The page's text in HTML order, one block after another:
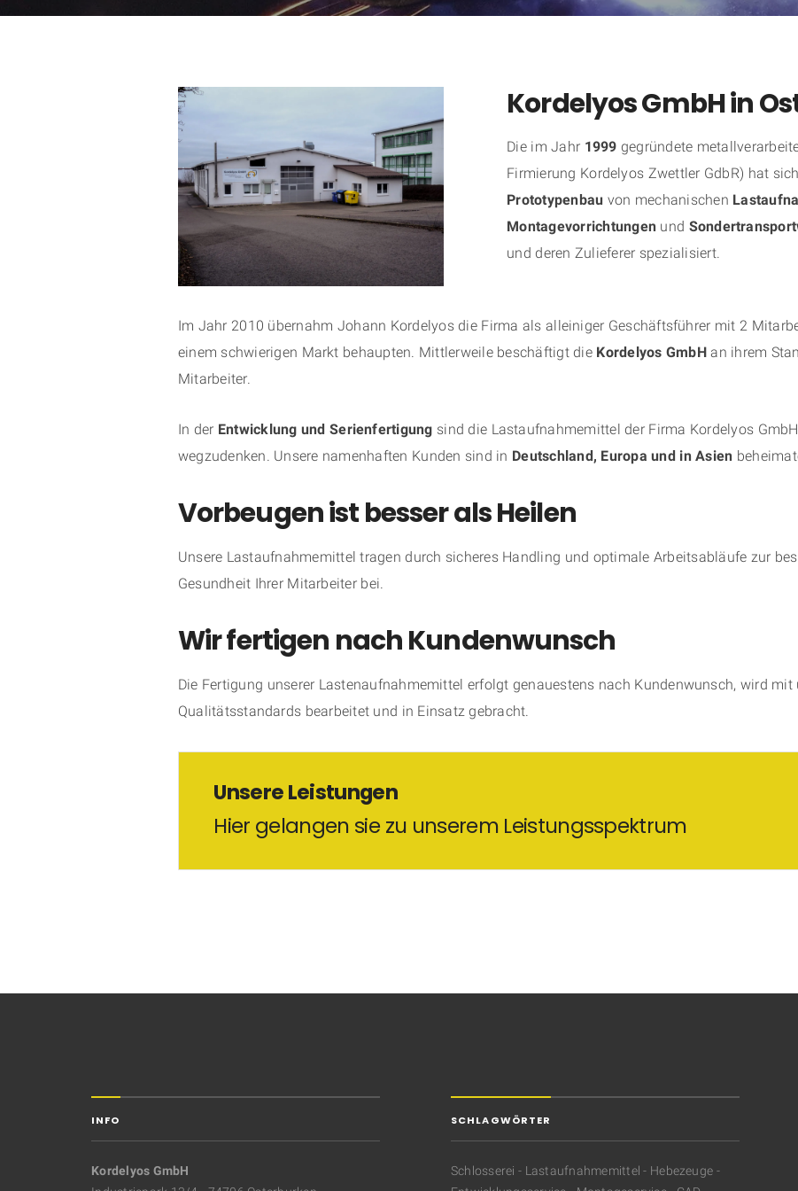
Kordelyos GmbH in
Die im Jahr 1999 gegründete
Firmierung Kordelyos Zwettler GdbR) hat
Prototypenbau von mechanischen
Montagevorrichtungen und
und deren Zulieferer spezialisiert.
Im Jahr 2010 übernahm Johann Kordelyos die Firma als alleiniger Geschäftsführer mit 2
einem schwierigen Markt behaupten. Mittlerweile beschäftigt die Kordelyos GmbHan ihrem
Mitarbeiter.
In der Entwicklung und Serienfertigung sind die Lastaufnahmemittel der Firma Kordelyos
wegzudenken. Unsere namenhaften Kunden sind in Deutschland, Europa und in Asien
Vorbeugen ist besser als Heilen
Unsere Lastaufnahmemittel tragen durch sicheres Handling und optimale Arbeitsabläufe zur
Gesundheit Ihrer Mitarbeiter bei.
Wir fertigen nach Kundenwunsch
Die Fertigung unserer Lastenaufnahmemittel erfolgt genauestens nach Kundenwunsch, wird mit
Qualitätsstandards bearbeitet und in Einsatz gebracht.
Unsere Leistungen
Hier gelangen sie zu unserem Leistungsspektrum
INFO
Kordelyos GmbH
SCHLAGWÖRTER
Schlosserei - Lastaufnahmemittel - Hebezeuge -